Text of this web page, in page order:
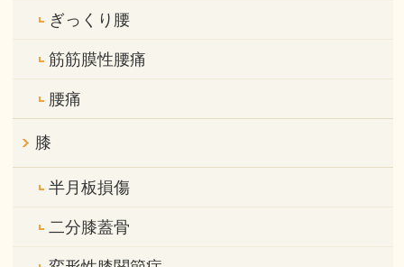
ぎっくり腰
筋筋膜性腰痛
腰痛
膝
半月板損傷
二分膝蓋骨